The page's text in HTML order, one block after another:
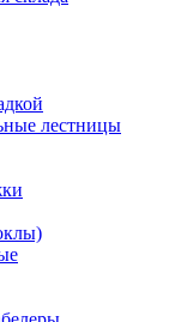
лестницы